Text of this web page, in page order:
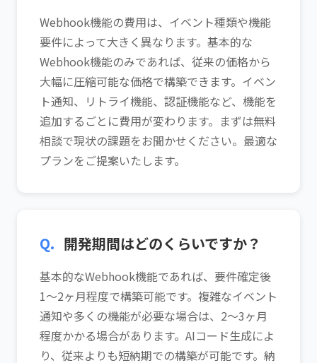
Webhook機能の費用は、イベント種類や機能
要件によって大きく異なります。基本的な
Webhook機能のみであれば、従来の価格から
大幅に圧縮可能な価格で構築できます。イベン
ト通知、リトライ機能、認証機能など、機能を
追加するごとに費用が変わります。まずは無料
相談で現状の課題をお聞かせください。最適な
プランをご提案いたします。
Q. 開発期間はどのくらいですか？
基本的なWebhook機能であれば、要件確定後
1〜2ヶ月程度で構築可能です。複雑なイベント
通知や多くの機能が必要な場合は、2〜3ヶ月
程度かかる場合があります。AIコード生成によ
り、従来よりも短納期での構築が可能です。納